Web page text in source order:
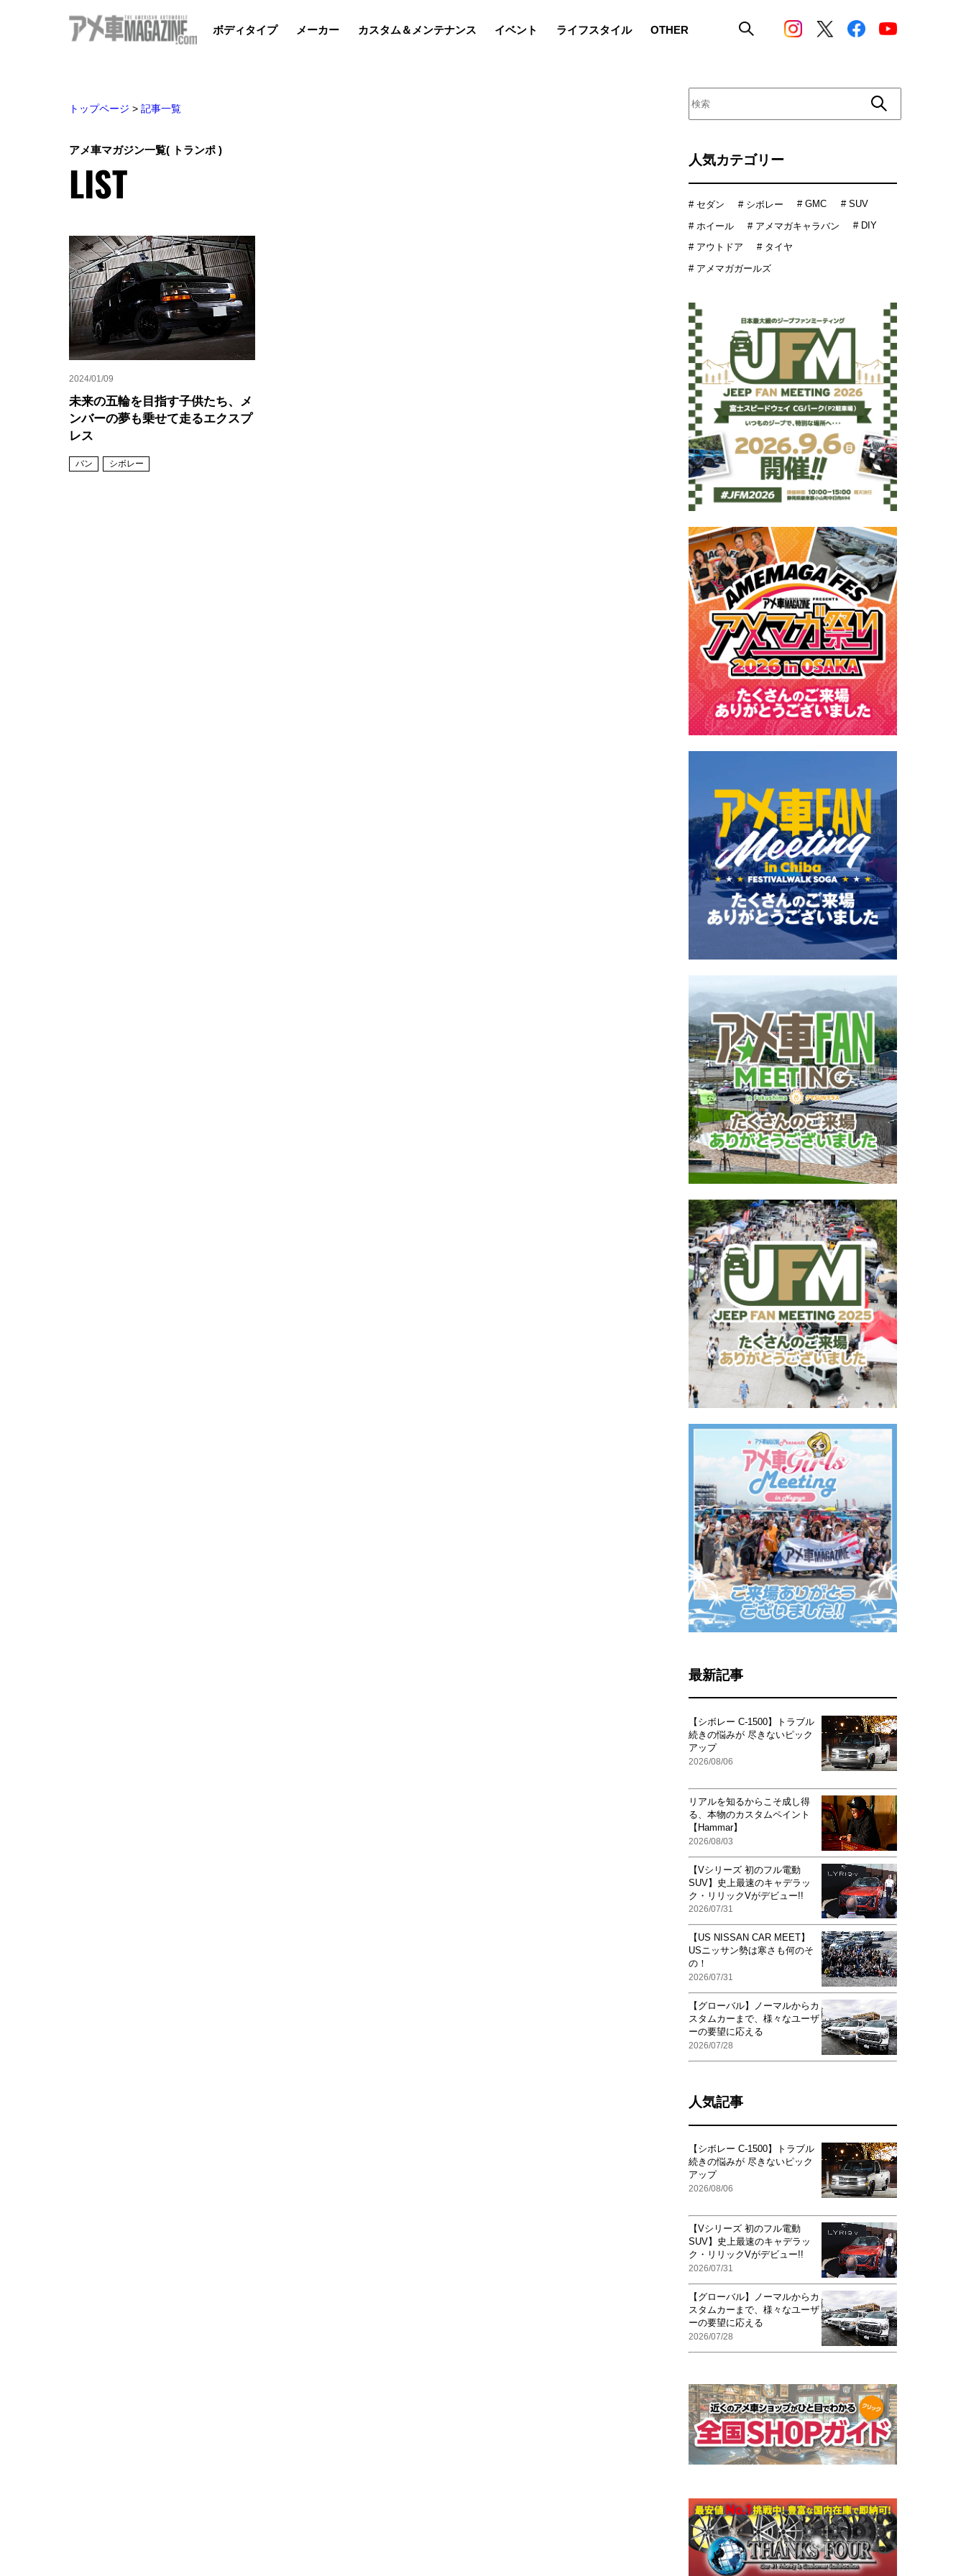
ボディタイプ メーカー カスタム＆メンテナンス イベント ライフスタイル OTHER
トップページ > 記事一覧
アメ車マガジン一覧( トランポ )
LIST
2024/01/09
未来の五輪を目指す子供たち、メ
ンバーの夢も乗せて走るエクスプ
レス
バン シボレー
人気カテゴリー
# セダン # シボレー # GMC # SUV
# ホイール # アメマガキャラバン # DIY
# アウトドア
# タイヤ
# アメマガガールズ
最新記事
【シボレー C-1500】トラブル
続きの悩みが 尽きないピック
アップ
2026/08/06
リアルを知るからこそ成し得
る、本物のカスタムペイント
【Hammar】
2026/08/03
【Vシリーズ 初のフル電動
SUV】史上最速のキャデラッ
ク・リリックVがデビュー!!
2026/07/31
【US NISSAN CAR MEET】
USニッサン勢は寒さも何のそ
の！
2026/07/31
【グローバル】ノーマルからカ
スタムカーまで、様々なユーザ
ーの要望に応える
2026/07/28
人気記事
【シボレー C-1500】トラブル
続きの悩みが 尽きないピック
アップ
2026/08/06
【Vシリーズ 初のフル電動
SUV】史上最速のキャデラッ
ク・リリックVがデビュー!!
2026/07/31
【グローバル】ノーマルからカ
スタムカーまで、様々なユーザ
ーの要望に応える
2026/07/28